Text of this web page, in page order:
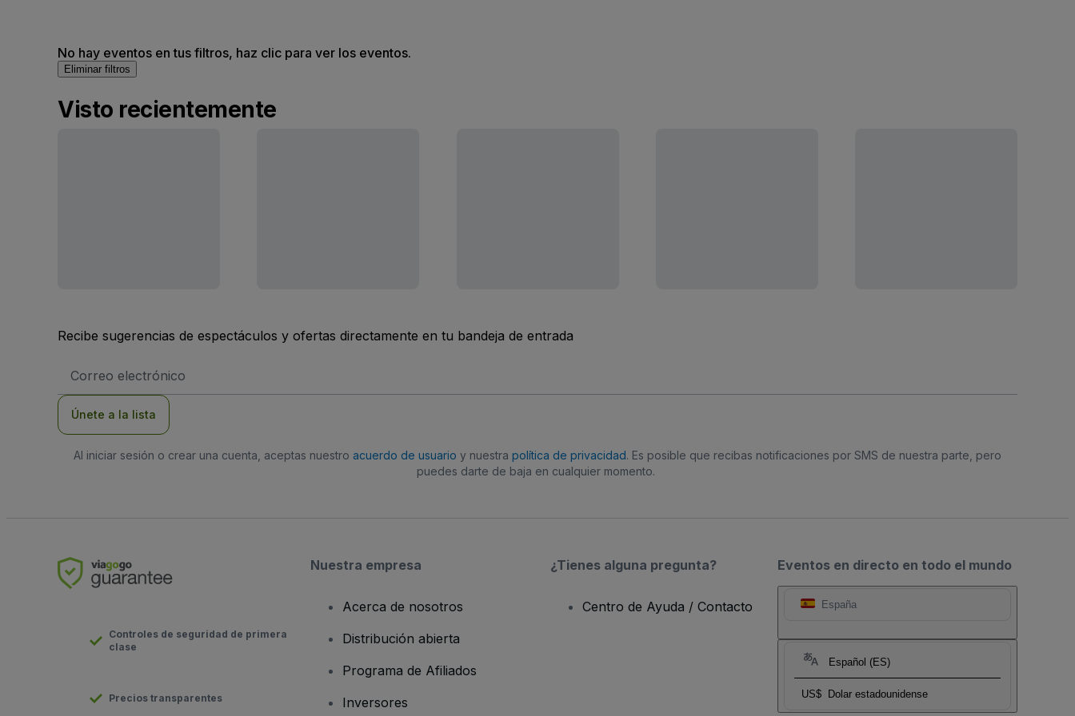
No hay eventos en tus filtros, haz clic para ver los eventos.
Eliminar filtros
Visto recientemente
Recibe sugerencias de espectáculos y ofertas directamente en tu bandeja de entrada
de
Únete a la lista
Al iniciar sesión o crear una cuenta, aceptas nuestro acuerdo de usuario y nuestra política de privacidad. Es posible que recibas notificaciones por SMS de nuestra parte, pero
puedes darte de baja en cualquier momento.
Eventos en directo en todo el mundo
España
Español (ES)
US$ Dolar estadounidense
Controles de seguridad de primera
clase
Precios transparentes
Nuestra empresa
Acerca de nosotros
Distribución abierta
Programa de Afiliados
Inversores
¿Tienes alguna pregunta?
Centro de Ayuda / Contacto